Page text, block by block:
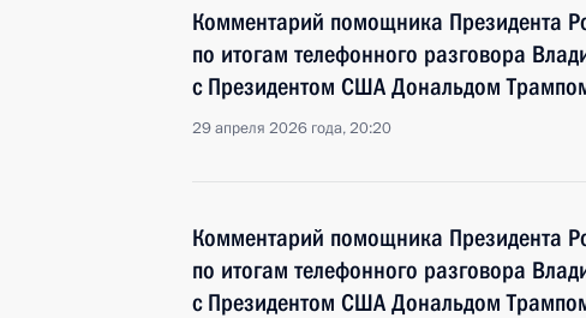
Комментарий помощника Президента
по итогам телефонного разговора
с Президентом США Дональдом
29 апреля 2026 года, 20:20
Комментарий помощника Президента
по итогам телефонного разговора
с Президентом США Дональдом